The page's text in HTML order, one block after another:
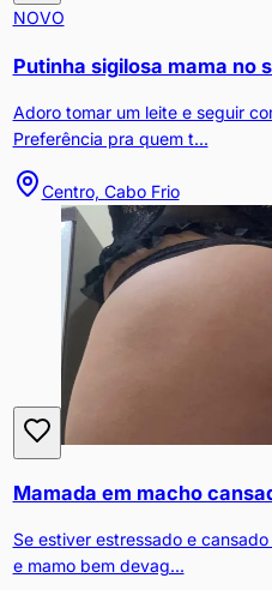
NOVO
Putinha sigilosa mama no
Adoro tomar um leite e seguir
Preferência pra quem t...
Centro, Cabo Frio
Mamada em macho
Se estiver estressado e
e mamo bem devag...